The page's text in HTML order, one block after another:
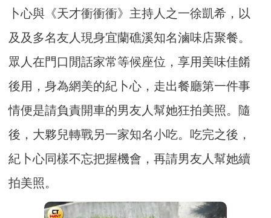
卜心與《天才衝衝衝》主持人之一徐凱希，以
及及多名友人現身宜蘭礁溪知名滷味店聚餐。
眾人在門口閒話家常等候座位，享用美味佳餚
後用，身為網美的紀卜心，走出餐廳第一件事
情便是請負責開車的男友人幫她狂拍美照。隨
後，大夥兒轉戰另一家知名小吃。吃完之後，
紀卜心同樣不忘把握機會，再請男友人幫她續
拍美照。